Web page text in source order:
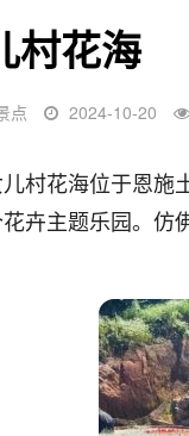
村花海
点 2024-10-20
花海位于恩施土
卉主题乐园。仿